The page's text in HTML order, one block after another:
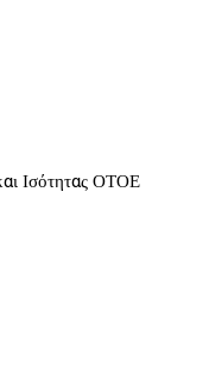
Ισότητας ΟΤΟΕ